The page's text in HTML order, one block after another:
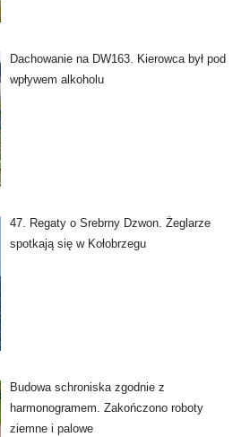
Dachowanie na DW163. Kierowca był pod
wpływem alkoholu
47. Regaty o Srebrny Dzwon. Żeglarze
spotkają się w Kołobrzegu
Budowa schroniska zgodnie z
harmonogramem. Zakończono roboty
ziemne i palowe